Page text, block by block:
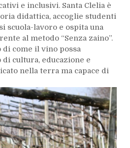
e inclusivi. Santa Clelia è
didattica, accoglie studenti
scuola-lavoro e ospita una
al metodo “Senza zaino”.
come il vino possa
cultura, educazione e
nella terra ma capace di